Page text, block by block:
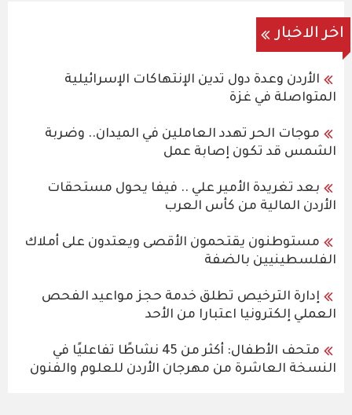
اخر الاخبار
الأردن وعدة دول تدين الإنتهاكات الإسرائيلية
المتواصلة في غزة
موجات الحر تهدد العاملين في الميدان.. وضربة
الشمس قد تكون إصابة عمل
بعد تغريدة الأمير علي .. فيفا يحول مستحقات
الأردن المالية من كأس العرب
مستوطنون يقتحمون الأقصى ويعتدون على أملاك
الفلسطينيين بالضفة
إدارة الترخيص تطلق خدمة حجز مواعيد الفحص
العملي إلكترونيا اعتبارا من الأحد
متحف الأطفال: أكثر من 45 نشاطًا تفاعليًا في
النسخة العاشرة من مهرجان الأردن للعلوم والفنون